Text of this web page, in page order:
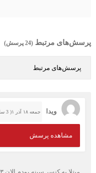
پرسش‌های مرتبط (24 پرسش)
ویدا جمعه ۱۸ آذر ۱( 3 سال پیش)
مشاهده پرسش